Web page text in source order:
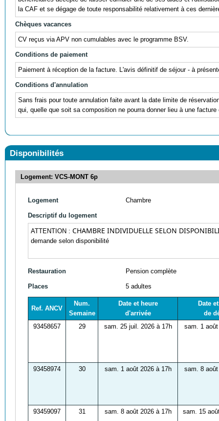
la CAF et se dégage de toute responsabilité relativement à ces
Chèques vacances
CV reçus via APV non cumulables avec le programme BSV.
Conditions de paiement
Paiement à réception de la facture. L'avis définitif de séjour - à
Conditions d'annulation
Sans frais pour toute annulation faite avant la date limite de
qui, quelle que soit sa composition ne pourra donner lieu à une
Disponibilités
Logement: VCS-MONT 6p
Logement Chambre
Descriptif du logement
ATTENTION : CHAMBRE INDIVIDUELLE SELON
demande selon disponibilité
Restauration Pension complète
Places 5 adultes
Ref. ANCV
Num.
Semaine
Date et heure
d'arrivée
Date
de
93458657
29 sam. 25 juil. 2026 à 17h sam. 1
93458974 30 sam. 1 août 2026 à 17h sam. 8
93459097 31 sam. 8 août 2026 à 17h sam. 15